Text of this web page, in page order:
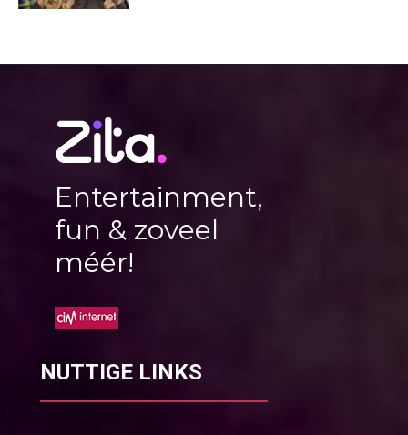
Entertainment,
fun & zoveel
méér!
NUTTIGE LINKS